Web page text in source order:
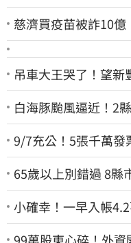
慈濟買疫苗被詐10
吊車大王哭了！望新
白海豚颱風逼近！2
9/7充公！5張千萬
65歲以上別錯過 8縣
小確幸！一早入帳
99萬股東心碎！外